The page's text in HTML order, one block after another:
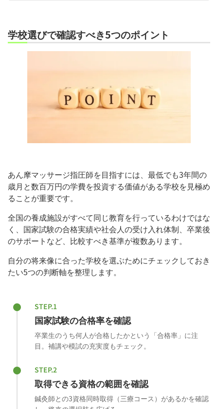
学校選びで確認すべき5つのポイント
あん摩マッサージ指圧師を目指すには、最低でも3年間の
歳月と数百万円の学費を投資する価値がある学校を見極め
ることが重要です。
全国の養成施設がすべて同じ教育を行っているわけではな
く、国家試験の合格実績や社会人の受け入れ体制、卒業後
のサポートなど、比較すべき基準が複数あります。
自分の将来像に合った学校を選ぶためにチェックしておき
たい5つの判断軸を整理します。
STEP.1
国家試験の合格率を確認
卒業生のうち何人が合格したかという「合格率」に注
目。補講や模試の充実度もチェック。
STEP.2
取得できる資格の範囲を確認
鍼灸師との3資格同時取得（三療コース）があるかを確認